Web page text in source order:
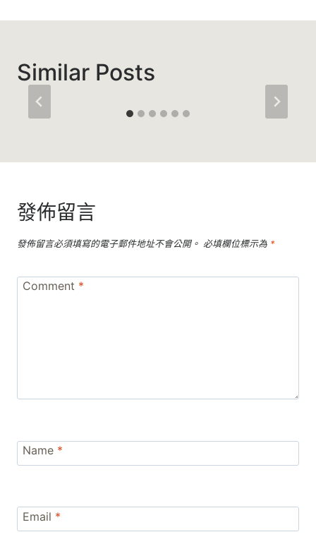
Similar Posts
發佈留言
發佈留言必須填寫的電子郵件地址不會公開。 必填欄位標示為 *
Comment *
Name *
Email *